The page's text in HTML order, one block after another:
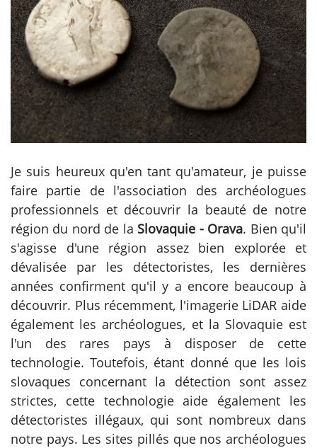
Je suis heureux qu'en tant qu'amateur, je puisse
faire partie de l'association des archéologues
professionnels et découvrir la beauté de notre
région du nord de la Slovaquie - Orava. Bien qu'il
s'agisse d'une région assez bien explorée et
dévalisée par les détectoristes, les dernières
années confirment qu'il y a encore beaucoup à
découvrir. Plus récemment, l'imagerie LiDAR aide
également les archéologues, et la Slovaquie est
l'un des rares pays à disposer de cette
technologie. Toutefois, étant donné que les lois
slovaques concernant la détection sont assez
strictes, cette technologie aide également les
détectoristes illégaux, qui sont nombreux dans
notre pays. Les sites pillés que nos archéologues